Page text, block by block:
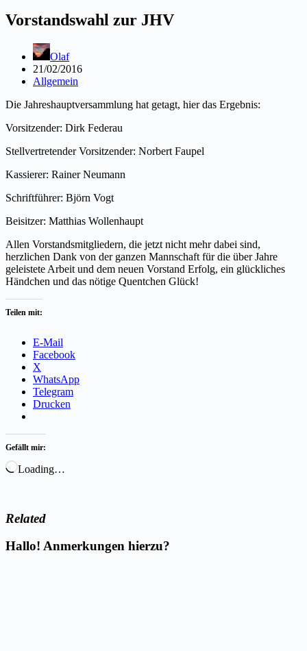
Vorstandswahl zur JHV
Olaf
21/02/2016
Allgemein
Die Jahreshauptversammlung hat getagt, hier das Ergebnis:
Vorsitzender: Dirk Federau
Stellvertretender Vorsitzender: Norbert Faupel
Kassierer: Rainer Neumann
Schriftführer: Björn Vogt
Beisitzer: Matthias Wollenhaupt
Allen Vorstandsmitgliedern, die jetzt nicht mehr dabei sind,
herzlichen Dank von der ganzen Mannschaft für die über Jahre
geleistete Arbeit und dem neuen Vorstand Erfolg, ein glückliches
Händchen und das nötige Quentchen Glück!
Teilen mit:
E-Mail
Facebook
X
WhatsApp
Telegram
Drucken
Gefällt mir:
Loading…
Related
Hallo! Anmerkungen hierzu?